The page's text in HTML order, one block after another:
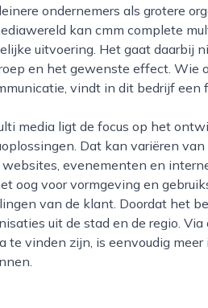
ondernemers als grotere
kan cmm complete
uitvoering. Het gaat daarbij
en het gewenste effect. Wie
vindt in dit bedrijf een
Dat kan variëren
evenementen en
oog voor vormgeving en
van de klant. Doordat het
uit de stad en de regio.
te vinden zijn, is eenvoudig